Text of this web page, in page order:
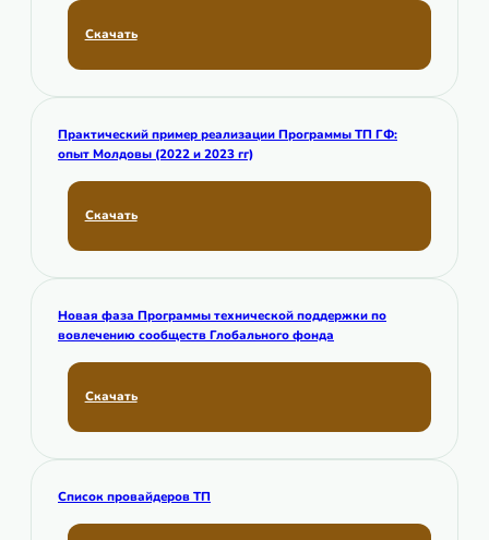
Скачать
Практический пример реализации Программы ТП ГФ:
опыт Молдовы (2022 и 2023 гг)
Скачать
Новая фаза Программы технической поддержки по
вовлечению сообществ Глобального фонда
Скачать
Список провайдеров ТП